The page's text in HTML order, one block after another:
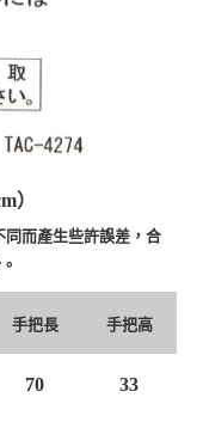
）
而產生些許誤差，合
手把長 手把高
70 33